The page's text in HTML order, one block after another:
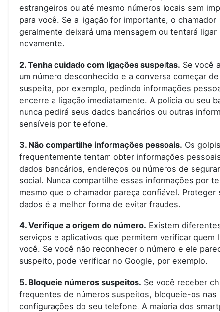
estrangeiros ou até mesmo números locais sem
para você. Se a ligação for importante, o chamador
geralmente deixará uma mensagem ou tentará ligar
novamente.
2. Tenha cuidado com ligações suspeitas. Se você
um número desconhecido e a conversa começar
suspeita, por exemplo, pedindo informações
encerre a ligação imediatamente. A polícia ou seu
nunca pedirá seus dados bancários ou outras
sensíveis por telefone.
3. Não compartilhe informações pessoais. Os
frequentemente tentam obter informações
dados bancários, endereços ou números de
social. Nunca compartilhe essas informações por
mesmo que o chamador pareça confiável. Proteger
dados é a melhor forma de evitar fraudes.
4. Verifique a origem do número. Existem
serviços e aplicativos que permitem verificar quem
você. Se você não reconhecer o número e ele
suspeito, pode verificar no Google, por exemplo.
5. Bloqueie números suspeitos. Se você receber
frequentes de números suspeitos, bloqueie-os nas
configurações do seu telefone. A maioria dos